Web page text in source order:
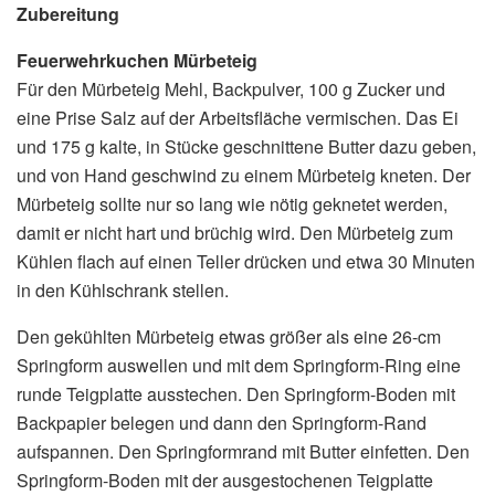
Zubereitung
Feuerwehrkuchen Mürbeteig
Für den Mürbeteig Mehl, Backpulver, 100 g Zucker und
eine Prise Salz auf der Arbeitsfläche vermischen. Das Ei
und 175 g kalte, in Stücke geschnittene Butter dazu geben,
und von Hand geschwind zu einem Mürbeteig kneten. Der
Mürbeteig sollte nur so lang wie nötig geknetet werden,
damit er nicht hart und brüchig wird. Den Mürbeteig zum
Kühlen flach auf einen Teller drücken und etwa 30 Minuten
in den Kühlschrank stellen.
Den gekühlten Mürbeteig etwas größer als eine 26-cm
Springform auswellen und mit dem Springform-Ring eine
runde Teigplatte ausstechen. Den Springform-Boden mit
Backpapier belegen und dann den Springform-Rand
aufspannen. Den Springformrand mit Butter einfetten. Den
Springform-Boden mit der ausgestochenen Teigplatte